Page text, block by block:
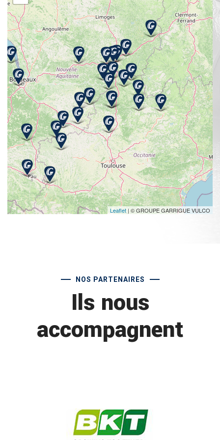
Leaflet | © GROUPE GARRIGUE VULCO
NOS PARTENAIRES
Ils nous
accompagnent